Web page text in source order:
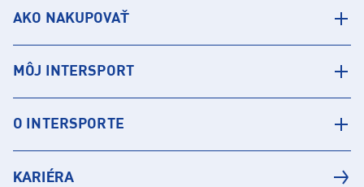
AKO NAKUPOVAŤ
MÔJ INTERSPORT
O INTERSPORTE
KARIÉRA